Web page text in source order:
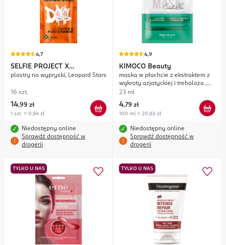
4,7
SELFIE PROJECT X
DRE$$CODE
plastry na wypryski, Leopard Stars
16 szt.
14,99 zł
1 szt. = 0,94 zł
Niedostępny online
Sprawdź dostępność w
drogerii
4,9
KIMOCO Beauty
maska w płachcie z ekstraktem z
wąkroty azjatyckiej i trehaloza ,
kojąco-nawilżająca
23 ml
4,79 zł
100 ml = 20,83 zł
Niedostępny online
Sprawdź dostępność w
drogerii
TYLKO U NAS TYLKO U NAS